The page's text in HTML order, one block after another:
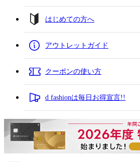
はじめての方へ
アウトレットガイド
クーポンの使い方
d fashionは毎日お得宣言!!